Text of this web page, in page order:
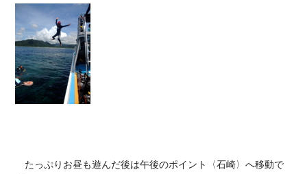
たっぷりお昼も遊んだ後は午後のポイント〈石崎〉へ移動で